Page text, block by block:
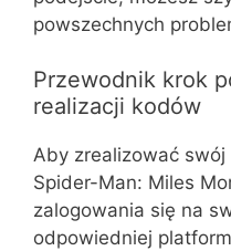
powszechnych
Przewodnik krok
realizacji kodów
Aby zrealizować
Spider-Man: Miles
zalogowania się na
odpowiedniej